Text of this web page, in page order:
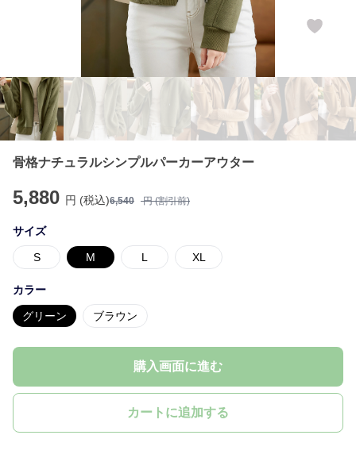
骨格ナチュラルシンプルパーカーアウター
5,880 円 (税込)6,540 円 (割引前)
サイズ
S M L XL
カラー
グリーン ブラウン
購入画面に進む
カートに追加する